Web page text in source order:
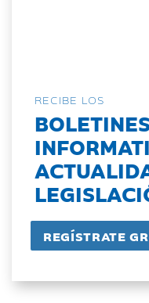
RECIBE LOS
BOLETINES